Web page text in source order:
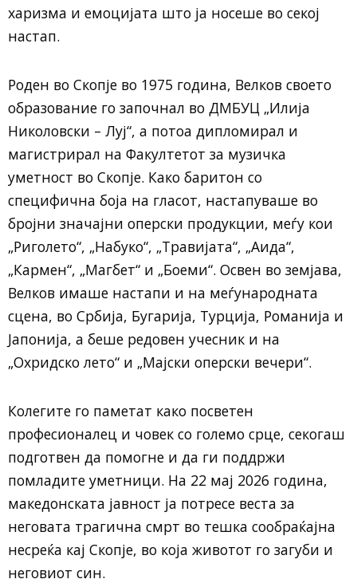
харизма и емоцијата што ја носеше во секој
настап.
Роден во Скопје во 1975 година, Велков своето
образование го започнал во ДМБУЦ „Илија
Николовски – Луј“, а потоа дипломирал и
магистрирал на Факултетот за музичка
уметност во Скопје. Како баритон со
специфична боја на гласот, настапуваше во
бројни значајни оперски продукции, меѓу кои
„Риголето“, „Набуко“, „Травијата“, „Аида“,
„Кармен“, „Магбет“ и „Боеми“. Освен во земјава,
Велков имаше настапи и на меѓународната
сцена, во Србија, Бугарија, Турција, Романија и
Јапонија, а беше редовен учесник и на
„Охридско лето“ и „Мајски оперски вечери“.
Колегите го паметат како посветен
професионалец и човек со големо срце, секогаш
подготвен да помогне и да ги поддржи
помладите уметници. На 22 мај 2026 година,
македонската јавност ја потресе веста за
неговата трагична смрт во тешка сообраќајна
несреќа кај Скопје, во која животот го загуби и
неговиот син.